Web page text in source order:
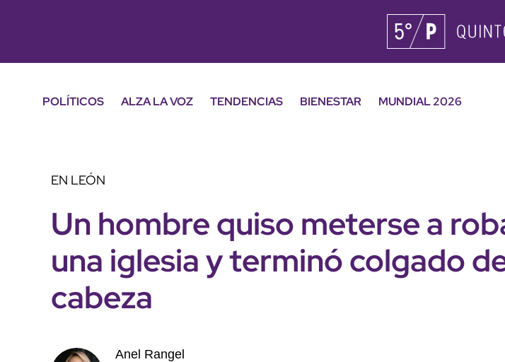
POLÍTICOS ALZA LA VOZ TENDENCIAS BIENESTAR
MUNDIAL 2026
EN LEÓN
Un hombre quiso meterse a
una iglesia y terminó colgado
cabeza
Anel Rangel